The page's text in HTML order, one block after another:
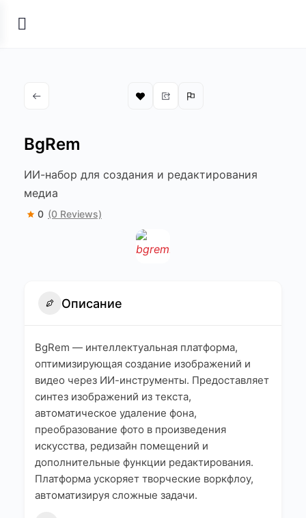
BgRem
ИИ-набор для создания и редактирования
медиа
0 (0 Reviews)
Описание
BgRem — интеллектуальная платформа,
оптимизирующая создание изображений и
видео через ИИ-инструменты. Предоставляет
синтез изображений из текста,
автоматическое удаление фона,
преобразование фото в произведения
искусства, редизайн помещений и
дополнительные функции редактирования.
Платформа ускоряет творческие воркфлоу,
автоматизируя сложные задачи.